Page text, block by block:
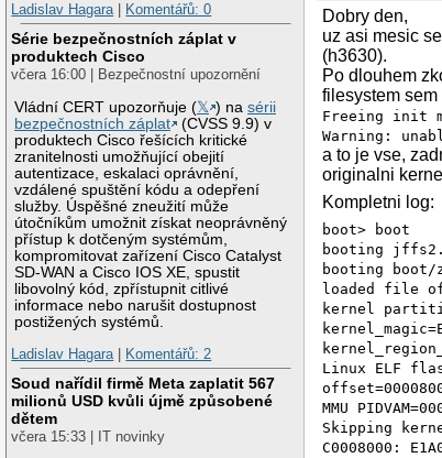
Ladislav Hagara| Komentářů: 0
Série bezpečnostních záplat v
produktech Cisco
včera 16:00 | Bezpečnostní upozornění
Vládní CERT upozorňuje (𝕏 ) nasérii
bezpečnostních záplat
(CVSS 9.9) v
produktech Cisco řešících kritické
zranitelnosti umožňující obejití
autentizace, eskalaci oprávnění,
vzdálené spuštění kódu a odepření
služby. Úspěšné zneužití může
útočníkům umožnit získat neoprávněný
přístup k dotčeným systémům,
kompromitovat zařízení Cisco Catalyst
SD-WAN a Cisco IOS XE, spustit
libovolný kód, zpřístupnit citlivé
informace nebo narušit dostupnost
postižených systémů.
Ladislav Hagara| Komentářů: 2
Soud nařídil firmě Meta zaplatit 567
milionů USD kvůli újmě způsobené
dětem
včera 15:33 | IT novinky
Dobry den,
uz asi mesic
(h3630).
Po dlouhem
filesystem
Freeing init
Warning:
a to je vse,
originalni
Kompletni log:
boot> boot
booting
booting
loaded file of
kernel
Linux ELF
MMU
Skipping
C0008000: